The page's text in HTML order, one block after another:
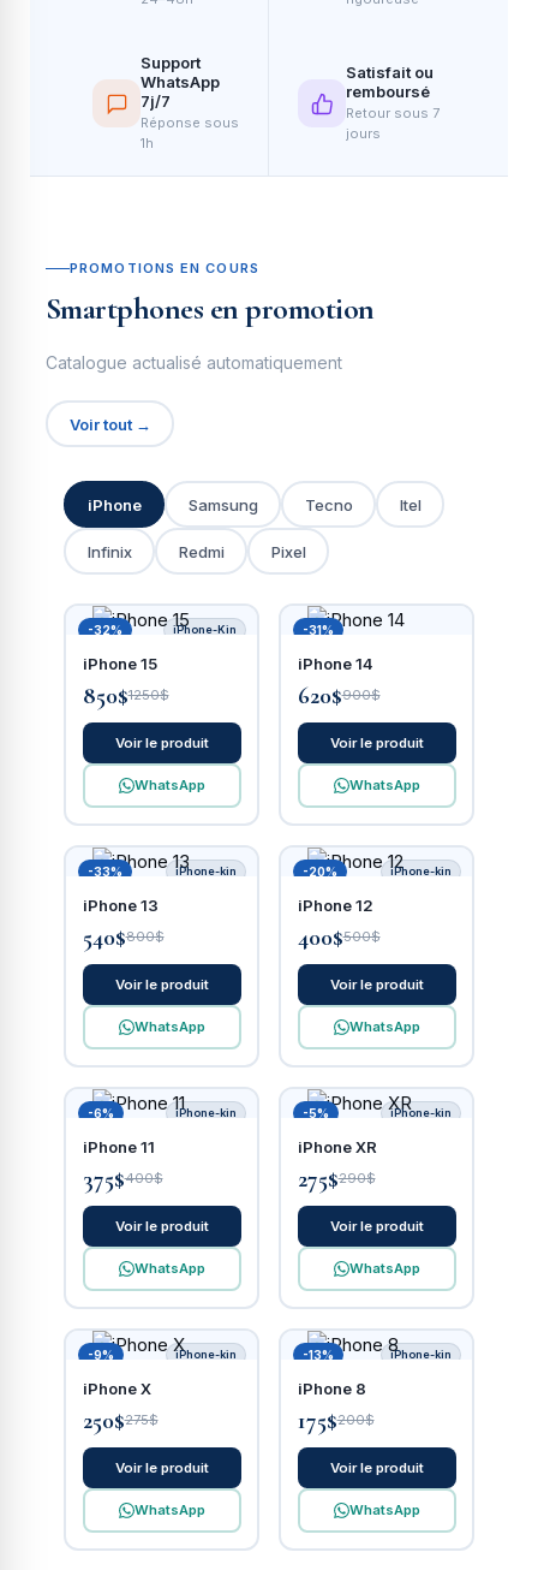
Support
WhatsApp
7j/7
Réponse sous
1h
Satisfait ou
remboursé
Retour sous 7
jours
PROMOTIONS EN COURS
Smartphones en promotion
Catalogue actualisé automatiquement
Voir tout →
iPhone Samsung Tecno Itel
Infinix Redmi Pixel
-32% iPhone-Kin
iPhone 15
850$1250$
Voir le produit
WhatsApp
-31%
iPhone 14
620$900$
Voir le produit
WhatsApp
-33% iPhone-kin
iPhone 13
540$800$
Voir le produit
WhatsApp
-20% iPhone-kin
iPhone 12
400$500$
Voir le produit
WhatsApp
-6% iPhone-kin
iPhone 11
375$400$
Voir le produit
WhatsApp
-5% iPhone-kin
iPhone XR
275$290$
Voir le produit
WhatsApp
-9% iPhone-kin
iPhone X
250$275$
Voir le produit
WhatsApp
-13% iPhone-kin
iPhone 8
175$200$
Voir le produit
WhatsApp